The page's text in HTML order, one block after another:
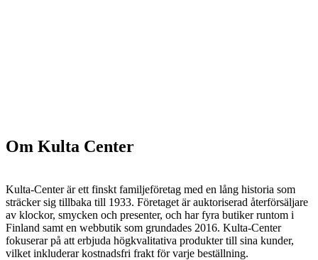
Om Kulta Center
Kulta-Center är ett finskt familjeföretag med en lång historia som
sträcker sig tillbaka till 1933. Företaget är auktoriserad återförsäljare
av klockor, smycken och presenter, och har fyra butiker runtom i
Finland samt en webbutik som grundades 2016. Kulta-Center
fokuserar på att erbjuda högkvalitativa produkter till sina kunder,
vilket inkluderar kostnadsfri frakt för varje beställning.